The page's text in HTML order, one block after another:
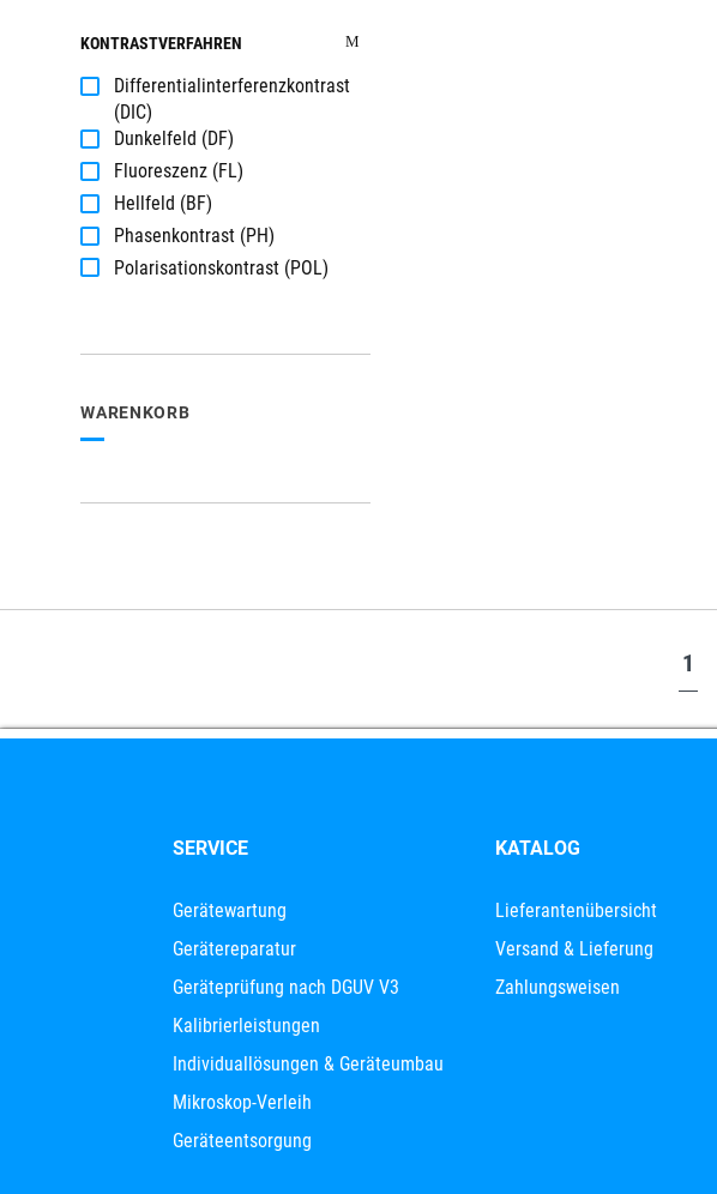
KONTRASTVERFAHREN
Differentialinterferenzkontrast
(DIC)
Dunkelfeld (DF)
Fluoreszenz (FL)
Hellfeld (BF)
Phasenkontrast (PH)
Polarisationskontrast (POL)
WARENKORB
1
SERVICE
Gerätewartung
Gerätereparatur
Geräteprüfung nach DGUV V3
Kalibrierleistungen
Individuallösungen & Geräteumbau
Mikroskop-Verleih
Geräteentsorgung
KATALOG
Lieferantenübersicht
Versand & Lieferung
Zahlungsweisen